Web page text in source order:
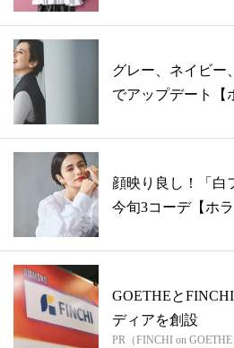
グレー、ネイビー
でアップデート【
顔映り良し！「白
今旬3コーデ【ホ
GOETHEと
ディアを創設
PR（FINCHI on GOETHE